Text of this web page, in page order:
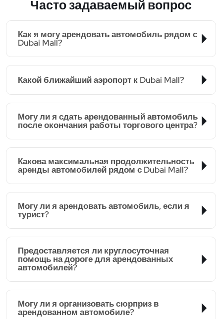
Часто задаваемый вопрос
Как я могу арендовать автомобиль рядом с
Dubai Mall?
Какой ближайший аэропорт к Dubai Mall?
Могу ли я сдать арендованный автомобиль
после окончания работы торгового центра?
Какова максимальная продолжительность
аренды автомобилей рядом с Dubai Mall?
Могу ли я арендовать автомобиль, если я
турист?
Предоставляется ли круглосуточная
помощь на дороге для арендованных
автомобилей?
Могу ли я организовать сюрприз в
арендованном автомобиле?